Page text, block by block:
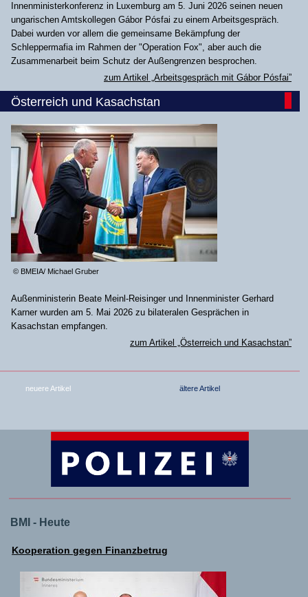
Innenministerkonferenz in Luxemburg am 5. Juni 2026 seinen neuen
ungarischen Amtskollegen Gábor Pósfai zu einem Arbeitsgespräch.
Dabei wurden vor allem die gemeinsame Bekämpfung der
Schleppermafia im Rahmen der "Operation Fox", aber auch die
Zusammenarbeit beim Schutz der Außengrenzen besprochen.
zum Artikel „Arbeitsgespräch mit Gábor Pósfai”
Österreich und Kasachstan
© BMEIA/ Michael Gruber
Außenministerin Beate Meinl-Reisinger und Innenminister Gerhard
Karner wurden am 5. Mai 2026 zu bilateralen Gesprächen in
Kasachstan empfangen.
zum Artikel „Österreich und Kasachstan”
neuere Artikel ältere Artikel
BMI - Heute
Kooperation gegen Finanzbetrug